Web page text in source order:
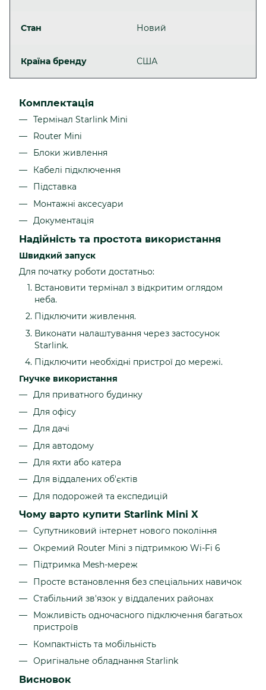
Стан Новий
Країна бренду США
Комплектація
Термінал Starlink Mini
Router Mini
Блоки живлення
Кабелі підключення
Підставка
Монтажні аксесуари
Документація
Надійність та простота використання
Швидкий запуск
Для початку роботи достатньо:
Встановити термінал з відкритим оглядом
неба.
Підключити живлення.
Виконати налаштування через застосунок
Starlink.
Підключити необхідні пристрої до мережі.
Гнучке використання
Для приватного будинку
Для офісу
Для дачі
Для автодому
Для яхти або катера
Для віддалених об'єктів
Для подорожей та експедицій
Чому варто купити Starlink Mini X
Супутниковий інтернет нового покоління
Окремий Router Mini з підтримкою Wi-Fi 6
Підтримка Mesh-мереж
Просте встановлення без спеціальних навичок
Стабільний зв'язок у віддалених районах
Можливість одночасного підключення багатьох
пристроїв
Компактність та мобільність
Оригінальне обладнання Starlink
Висновок